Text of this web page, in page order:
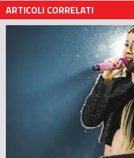
ARTICOLI CORRELATI